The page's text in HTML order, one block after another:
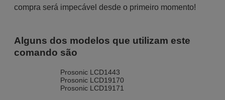
compra será impecável desde o primeiro momento!
Alguns dos modelos que utilizam este
comando são
Prosonic LCD1443
Prosonic LCD19170
Prosonic LCD19171